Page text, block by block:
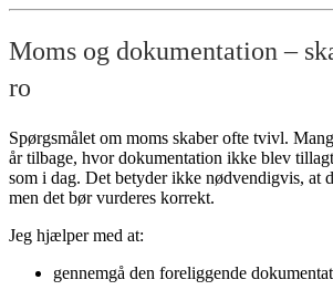
Moms og dokumentation –
ro
Spørgsmålet om moms skaber ofte tvivl.
år tilbage, hvor dokumentation ikke blev
som i dag. Det betyder ikke nødvendigvis, at
men det bør vurderes korrekt.
Jeg hjælper med at:
gennemgå den foreliggende